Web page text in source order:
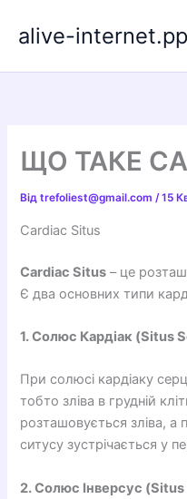
alive-
ЩО ТАКЕ
Відtrefoliest@gmail.com/15
Cardiac Situs
Cardiac Situs – це
Є два основних типи
1. Солюс Кардіак (Situs
При солюсі кардіаку
тобто зліва в грудній
розташовується зліва, а
ситусу зустрічається у
2. Солюс Інверсус